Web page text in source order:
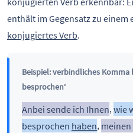
enthält im Gegensatz zu einem
konjugiertes Verb.
Beispiel: verbindliches Komma
besprochen‘
Anbei sende ich Ihnen,wie
besprochen haben,